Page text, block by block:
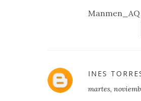
Manmen_AQ
INES
martes,